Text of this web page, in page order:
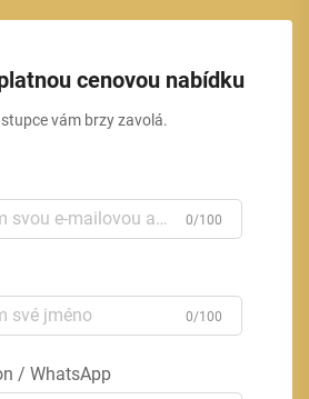
cenovou nabídku
vám brzy zavolá.
0/100
0/100
/ WhatsApp